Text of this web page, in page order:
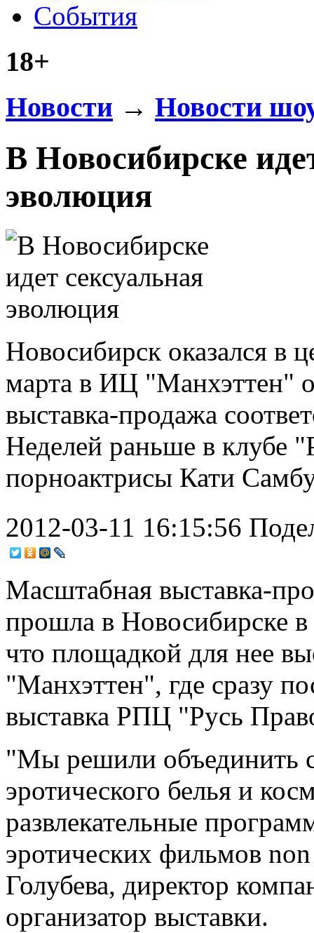
События
18+
Новости → Новости
В Новосибирске
эволюция
Новосибирск оказался в
марта в ИЦ "Манхэттен"
выставка-продажа
Неделей раньше в клубе
порноактрисы Кати
2012-03-11 16:15:56
Масштабная выставка-
прошла в Новосибирске
что площадкой для нее
"Манхэттен", где сразу
выставка РПЦ "Русь
"Мы решили объединить
эротического белья и
развлекательные
эротических фильмов
Голубева, директор
организатор выставки.